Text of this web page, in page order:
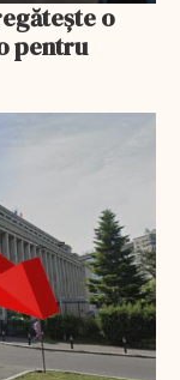
o
pentru